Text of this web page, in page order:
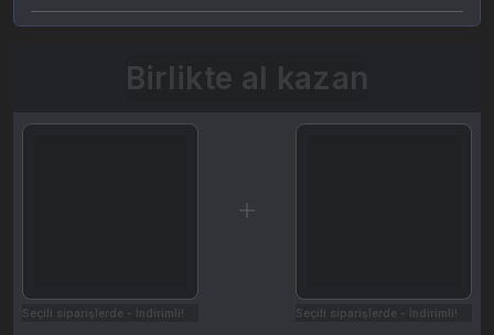
Birlikte al kazan
Seçili siparişlerde - İndirimli! Seçili siparişlerde - İndirimli!